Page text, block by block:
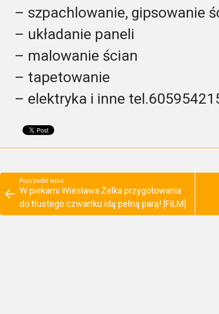
– szpachlowanie, gipsowanie
– układanie paneli
– malowanie ścian
– tapetowanie
– elektryka i inne
Poprzedni wpis
W piekarni Wiesława Żelka przygotowania
do tłustego czwartku idą pełną parą! [FILM]